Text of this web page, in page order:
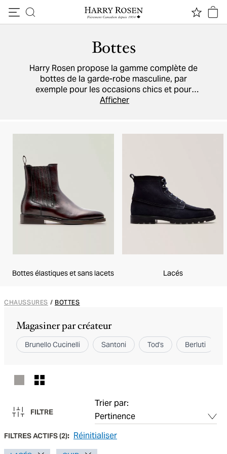
Bottes
Harry Rosen propose la gamme complète de
bottes de la garde-robe masculine, par
exemple pour les occasions chics et pour
l'hiver. Profitez entre autres des doublures en
signésSantoni,To Boot New York,Brunello
Afficher
Bottes élastiques et sans lacets Lacés
CHAUSSURES / BOTTES
Magasiner par créateur
Brunello Cucinelli Santoni Tod's Berluti
FILTRE
Trier par:
FILTRES ACTIFS(2): Réinitialiser